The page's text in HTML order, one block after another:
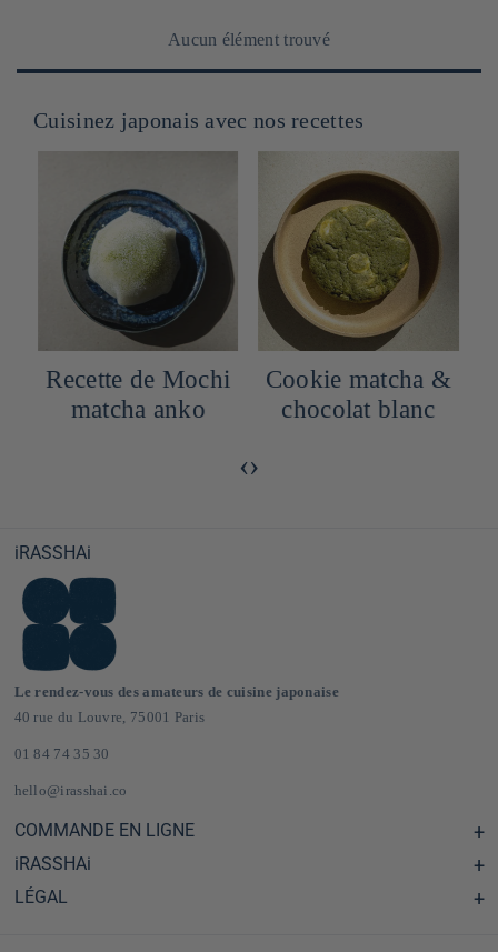
Aucun élément trouvé
Cuisinez japonais avec nos recettes
Recette de Mochi
matcha anko
Cookie matcha &
chocolat blanc
‹›
iRASSHAi
Le rendez-vous des amateurs de cuisine japonaise
40 rue du Louvre, 75001 Paris
01 84 74 35 30
hello@irasshai.co
COMMANDE EN LIGNE
Centre d'aide & FAQ
Livraison et frais de port en France & Europe
iRASSHAi
Les horaires du 40 rue du Louvre, Paris
LÉGAL